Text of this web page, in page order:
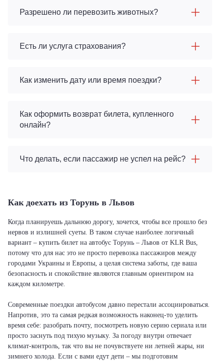
Разрешено ли перевозить животных?
Есть ли услуга страхования?
Как изменить дату или время поездки?
Как оформить возврат билета, купленного
онлайн?
Что делать, если пассажир не успел на рейс?
Как доехать из Торунь в Львов
Когда планируешь дальнюю дорогу, хочется, чтобы все прошло без
нервов и излишней суеты. В таком случае наиболее логичный
вариант – купить билет на автобус Торунь – Львов от KLR Bus,
потому что для нас это не просто перевозка пассажиров между
городами Украины и Европы, а целая система заботы, где ваша
безопасность и спокойствие являются главным ориентиром на
каждом километре.
Современные поездки автобусом давно перестали ассоциироваться.
Напротив, это та самая редкая возможность наконец-то уделить
время себе: разобрать почту, посмотреть новую серию сериала или
просто заснуть под тихую музыку. За погоду внутри отвечает
климат-контроль, так что вы не почувствуете ни летней жары, ни
зимнего холода. Если с вами едут дети – мы подготовим